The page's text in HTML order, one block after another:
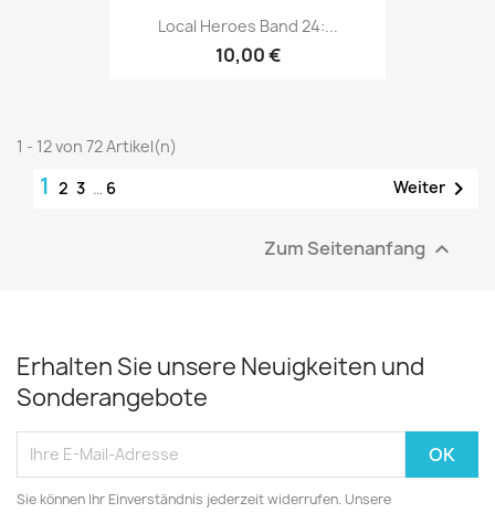
Local Heroes Band 24:...
10,00 €
1 - 12 von 72 Artikel(n)
1 2 3 … 6 Weiter 
Zum Seitenanfang 
Erhalten Sie unsere Neuigkeiten und
Sonderangebote
Sie können Ihr Einverständnis jederzeit widerrufen. Unsere